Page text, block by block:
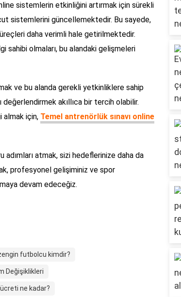
sistemlerin etkinliğini artırmak için sürekli
sistemlerini güncellemektedir. Bu sayede,
daha verimli hale getirilmektedir.
sahibi olmaları, bu alandaki gelişmeleri
ve bu alanda gerekli yetkinliklere sahip
değerlendirmek akıllıca bir tercih olabilir.
almak için, Temel antrenörlük sınavı online
atmak, sizi hedeflerinize daha da
profesyonel gelişiminiz ve spor
devam edeceğiz.
futbolcu kimdir?
Değişiklikleri
ne kadar?